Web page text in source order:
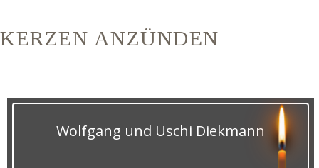
KERZEN ANZÜNDEN
Wolfgang und Uschi Diekmann